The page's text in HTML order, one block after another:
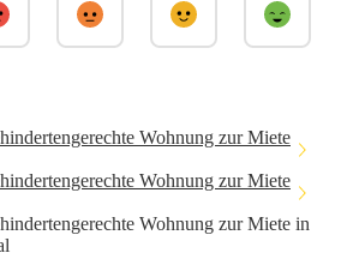
Wohnung zur Miete
Wohnung zur Miete
Wohnung zur Miete in